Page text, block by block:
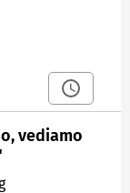
vediamo